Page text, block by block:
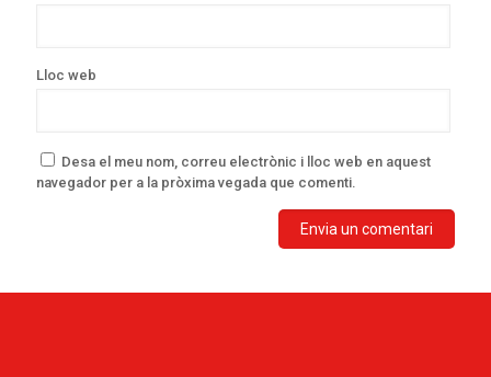
Lloc web
Desa el meu nom, correu electrònic i lloc web en aquest
navegador per a la pròxima vegada que comenti.